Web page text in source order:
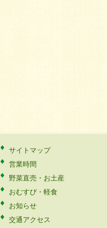
サイトマップ
営業時間
野菜直売・お土産
おむすび・軽食
お知らせ
交通アクセス